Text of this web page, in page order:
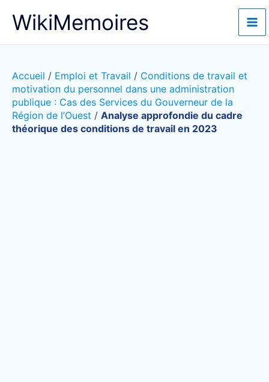
WikiMemoires
Accueil / Emploi et Travail / Conditions de travail et
motivation du personnel dans une administration
publique : Cas des Services du Gouverneur de la
Région de l’Ouest / Analyse approfondie du cadre
théorique des conditions de travail en 2023